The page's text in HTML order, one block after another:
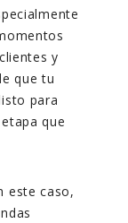
y
que tu
para
que
este caso,